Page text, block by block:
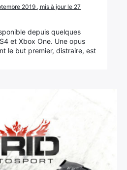
2019 , mis à jour le 27
depuis quelques
et Xbox One. Une opus
le but premier, distraire, est